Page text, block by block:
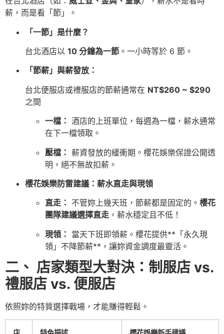
薪，而是看「節」。
「一節」是什麼？
台北酒店以 10 分鐘為一節 。一小時等於 6 節。
「節薪」與薪發放：
台北便服店或禮服店的節薪通常在 NT$260 ~ $290
之間
一檔： 酒店的上班單位，每週為一檔，薪水通常
在下一檔領取。
壓檔： 薪資發放的緩衝期。櫻花娛樂保證公開透
明，絕不無故扣薪。
櫻花娛樂防雷建議：薪水直走與現領
直走： 不管妳上幾天班，節薪都是固定的。 櫻花
團隊建議選擇直走 ，薪水穩定且不低！
現領： 當天下班即領薪。櫻花提供**「永久現
領」不降節薪**，讓妳資金調度最靈活。
二、 店家類型大對決：制服店 vs.
禮服店 vs. 便服店
依照妳的特質選擇戰場，才能賺得輕鬆。